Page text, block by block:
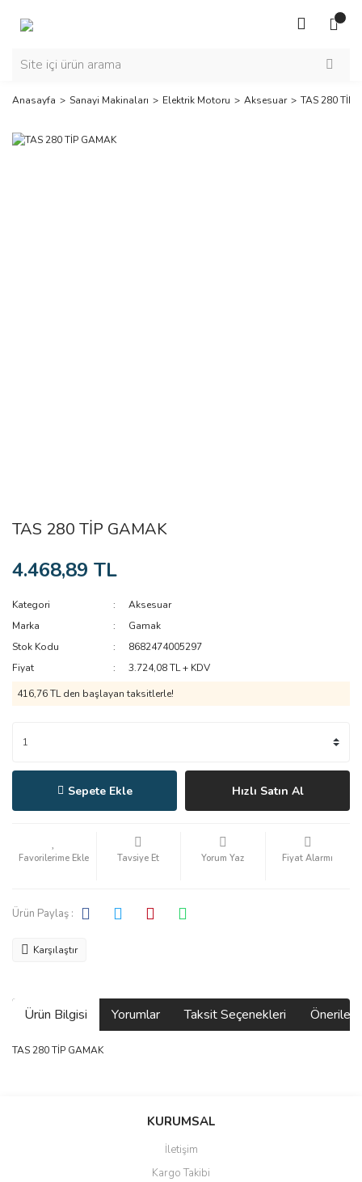
Anasayfa Sanayi Makinaları Elektrik Motoru Aksesuar TAS 280 TİP
TAS 280 TİP GAMAK
4.468,89 TL
Kategori
Aksesuar
Marka
Gamak
Stok Kodu
8682474005297
Fiyat
3.724,08 TL + KDV
416,76 TL den başlayan taksitlerle!
Sepete Ekle Hızlı Satın Al
Tavsiye Et Yorum Yaz Fiyat Alarmı
Ürün Paylaş :
Karşılaştır
Ürün Bilgisi Yorumlar Taksit Seçenekleri
TAS 280 TİP GAMAK
Bu ürüne ilk yorumu siz yapın!
Ürün resmi kalitesiz, bozuk veya görüntülenemiyor.
KURUMSAL
İletişim
Kargo Takibi